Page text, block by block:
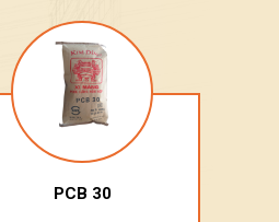
PCB 30